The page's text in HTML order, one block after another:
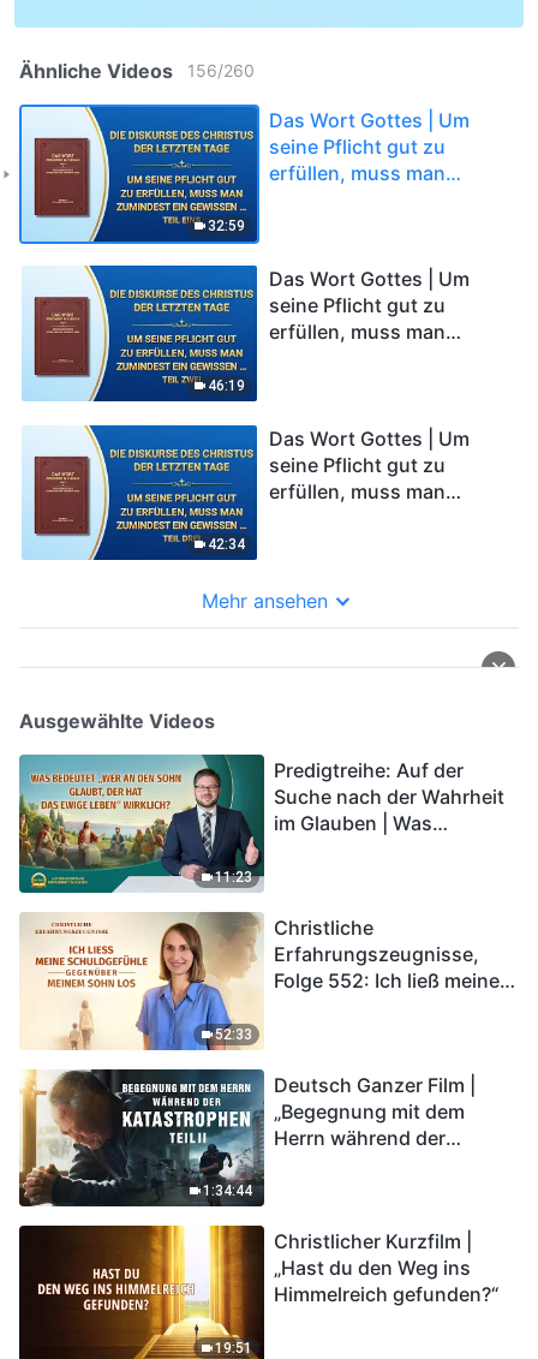
Ähnliche Videos 156/260
32:59
Das Wort Gottes | Um
seine Pflicht gut zu
erfüllen, muss man
46:19
Das Wort Gottes | Um
seine Pflicht gut zu
erfüllen, muss man
42:34
Das Wort Gottes | Um
seine Pflicht gut zu
erfüllen, muss man
Mehr ansehen
Ausgewählte Videos
11:23
Predigtreihe: Auf der
Suche nach der Wahrheit
im Glauben | Was
52:33
Christliche
Erfahrungszeugnisse,
Folge 552: Ich ließ meine
1:34:44
Deutsch Ganzer Film |
„Begegnung mit dem
Herrn während der
in das Königreich Gottes
eintreten?
19:51
Christlicher Kurzfilm |
„Hast du den Weg ins
Himmelreich gefunden?“